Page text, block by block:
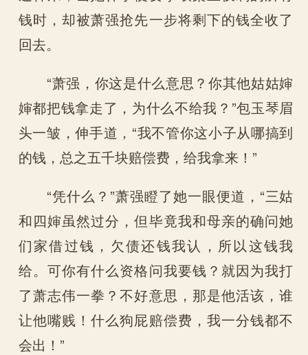
钱时，却被萧强抢先一步将剩下的钱全收了
回去。
“萧强，你这是什么意思？你其他姑姑婶
婶都把钱拿走了，为什么不给我？”包玉琴眉
头一皱，伸手道，“我不管你这小子从哪搞到
的钱，总之五千块赔偿费，给我拿来！”
“凭什么？”萧强瞪了她一眼便道，“三姑
和四婶虽然过分，但毕竟我和母亲的确问她
们家借过钱，欠债还钱我认，所以这钱我
给。可你有什么资格问我要钱？就因为我打
了萧志伟一拳？不好意思，那是他活该，谁
让他嘴贱！什么狗屁赔偿费，我一分钱都不
会出！”